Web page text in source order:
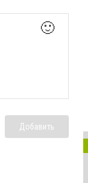
🙂
Добавить